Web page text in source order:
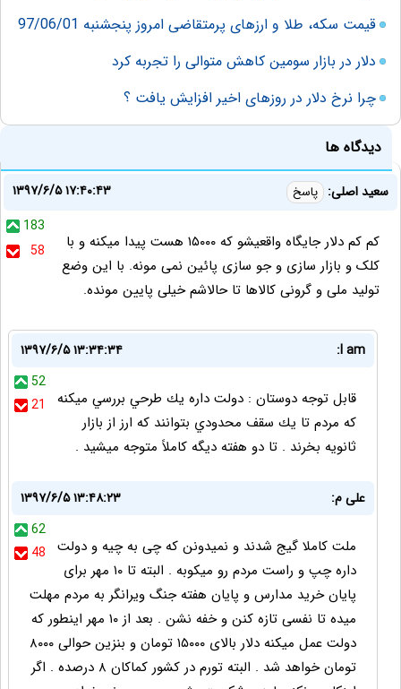
قیمت سکه، طلا و ارزهای پرمتقاضی امروز پنجشنبه 97/06/01
دلار در بازار سومین کاهش متوالی را تجربه کرد
چرا نرخ دلار در روزهای اخیر افزایش یافت ؟
دیدگاه ها
سعید اصلی: پاسخ
۱۳۹۷/۶/۵ ۱۷:۴۰:۴۳
183
58
کم کم دلار جایگاه واقعیشو که ۱۵۰۰۰ هست پیدا میکنه و با
کلک و بازار سازی و جو سازی پائین نمی مونه. با این وضع
تولید ملی و گرونی کالاها تا حالاشم خیلی پایین مونده.
I am:
۱۳۹۷/۶/۵ ۱۳:۳۴:۳۴
52
21
قابل توجه دوستان : دولت داره يك طرحي بررسي ميكنه
كه مردم تا يك سقف محدودي بتوانند كه ارز از بازار
ثانويه بخرند . تا دو هفته ديگه كاملاً متوجه ميشيد .
علی م:
۱۳۹۷/۶/۵ ۱۳:۴۸:۲۳
62
48
ملت کاملا گیج شدند و نمیدونن که چی به چیه و دولت
داره چپ و راست مردم رو میکوبه . البته تا ۱۰ مهر برای
پایان خرید مدارس و پایان هفته جنگ ویرانگر به مردم مهلت
میده تا نفسی تازه کنن و خفه نشن . بعد از ۱۰ مهر اینطور که
دولت عمل میکنه دلار بالای ۱۵۰۰۰ تومان و بنزین حوالی ۸۰۰۰
تومان خواهد شد . البته تورم در کشور کماکان ۸ درصده . اگر